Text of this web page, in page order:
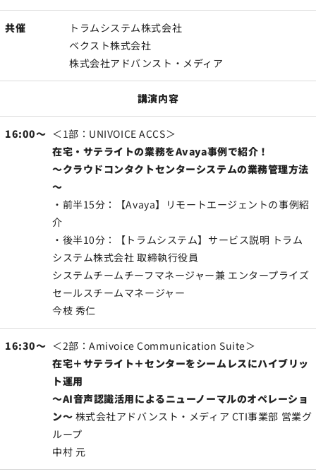
共催
トラムシステム株式会社
ベクスト株式会社
株式会社アドバンスト・メディア
講演内容
16:00～ ＜1部：UNIVOICE ACCS＞
在宅・サテライトの業務をAvaya事例で紹介！
～クラウドコンタクトセンターシステムの業務管理方法
～
・前半15分：【Avaya】リモートエージェントの事例紹
介
・後半10分：【トラムシステム】サービス説明 トラム
システム株式会社 取締執行役員
システムチームチーフマネージャー兼 エンタープライズ
セールスチームマネージャー
今枝 秀仁
16:30～ ＜2部：Amivoice Communication Suite＞
在宅＋サテライト＋センターをシームレスにハイブリッ
ト運用
～AI音声認識活用によるニューノーマルのオペレーショ
ン～ 株式会社アドバンスト・メディア CTI事業部 営業グ
ループ
中村 元